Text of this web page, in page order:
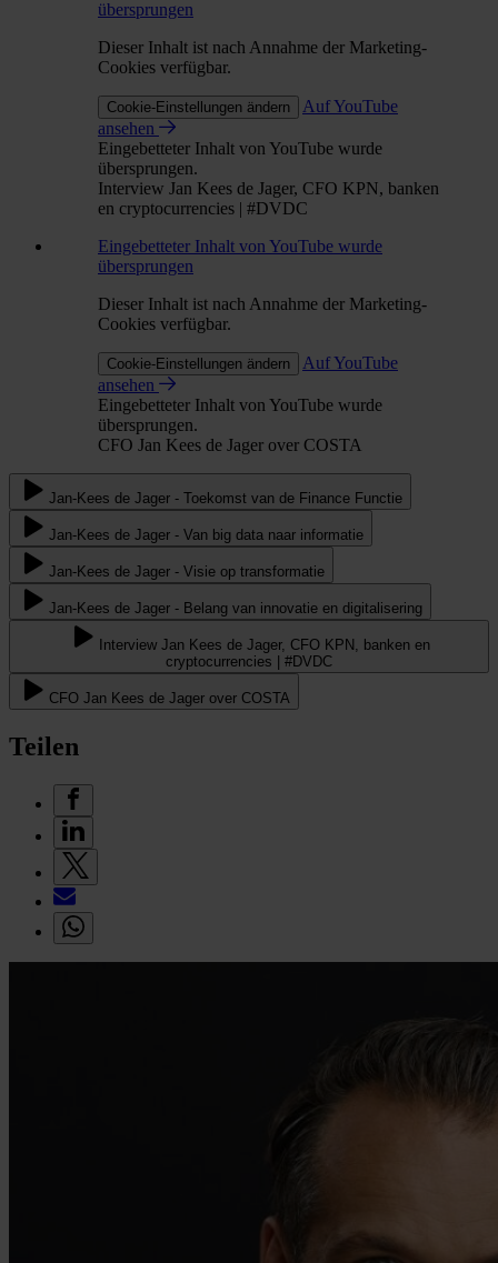
übersprungen
Dieser Inhalt ist nach Annahme der Marketing-
Cookies verfügbar.
Cookie-Einstellungen ändern
Auf YouTube
ansehen
Eingebetteter Inhalt von YouTube wurde
übersprungen.
Interview Jan Kees de Jager, CFO KPN, banken
en cryptocurrencies | #DVDC
Eingebetteter Inhalt von YouTube wurde
übersprungen
Dieser Inhalt ist nach Annahme der Marketing-
Cookies verfügbar.
Cookie-Einstellungen ändern
Auf YouTube
ansehen
Eingebetteter Inhalt von YouTube wurde
übersprungen.
CFO Jan Kees de Jager over COSTA
Jan-Kees de Jager - Toekomst van de Finance Functie
Jan-Kees de Jager - Van big data naar informatie
Jan-Kees de Jager - Visie op transformatie
Jan-Kees de Jager - Belang van innovatie en digitalisering
Interview Jan Kees de Jager, CFO KPN, banken en
cryptocurrencies | #DVDC
CFO Jan Kees de Jager over COSTA
Teilen